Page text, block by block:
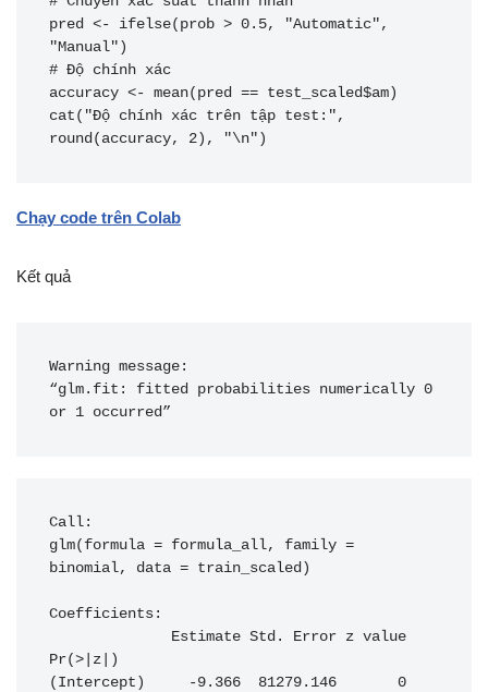
pred <- ifelse(prob > 0.5, "Automatic",
"Manual")
# Độ chính xác
accuracy <- mean(pred == test_scaled$am)
cat("Độ chính xác trên tập test:",
round(accuracy, 2), "\n")
Chạy code trên Colab
Kết quả
Warning message:
“glm.fit: fitted probabilities numerically 0
Call:
glm(formula = formula_all, family =
binomial, data = train_scaled)
Coefficients:
Pr(>|z|)
(Intercept)     -9.366  81279.146       0